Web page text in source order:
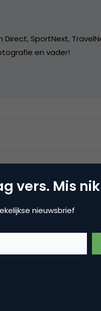
SportNext,
en vader!
pagina’s van
vers. Mis
nieuwsbrief